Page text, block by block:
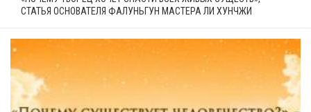
СТАТЬЯ ОСНОВАТЕЛЯ ФАЛУНЬГУН МАСТЕРА ЛИ ХУНЧЖИ